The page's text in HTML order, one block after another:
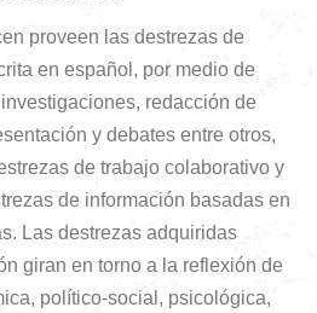
proveen las destrezas de
en español, por medio de
redacción de
y debates entre otros,
de trabajo colaborativo y
de información basadas en
Las destrezas adquiridas
giran en torno a la reflexión de
político-social, psicológica,